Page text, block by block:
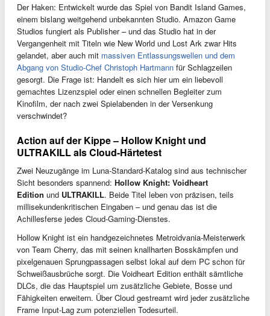
Der Haken: Entwickelt wurde das Spiel von Bandit Island Games,
einem bislang weitgehend unbekannten Studio. Amazon Game
Studios fungiert als Publisher – und das Studio hat in der
Vergangenheit mit Titeln wie New World und Lost Ark zwar Hits
gelandet, aber auch mit massiven Entlassungswellen und dem
Abgang von Studio-Chef Christoph Hartmann für Schlagzeilen
gesorgt. Die Frage ist: Handelt es sich hier um ein liebevoll
gemachtes Lizenzspiel oder einen schnellen Begleiter zum
Kinofilm, der nach zwei Spielabenden in der Versenkung
verschwindet?
Action auf der Kippe – Hollow Knight und
ULTRAKILL als Cloud-Härtetest
Zwei Neuzugänge im Luna-Standard-Katalog sind aus technischer
Sicht besonders spannend: Hollow Knight: Voidheart
Edition und ULTRAKILL. Beide Titel leben von präzisen, teils
millisekundenkritischen Eingaben – und genau das ist die
Achillesferse jedes Cloud-Gaming-Dienstes.
Hollow Knight ist ein handgezeichnetes Metroidvania-Meisterwerk
von Team Cherry, das mit seinen knallharten Bosskämpfen und
pixelgenauen Sprungpassagen selbst lokal auf dem PC schon für
Schweißausbrüche sorgt. Die Voidheart Edition enthält sämtliche
DLCs, die das Hauptspiel um zusätzliche Gebiete, Bosse und
Fähigkeiten erweitern. Über Cloud gestreamt wird jeder zusätzliche
Frame Input-Lag zum potenziellen Todesurteil.